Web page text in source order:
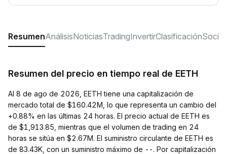
ResumenAnálisisNoticiasTradingInvertirClasificaciónSocial
Resumen del precio en tiempo real de EETH
Al 8 de ago de 2026, EETH tiene una capitalización de
mercado total de $160.42M, lo que representa un cambio del
+0.88% en las últimas 24 horas. El precio actual de EETH es
de $1,913.85, mientras que el volumen de trading en 24
horas se sitúa en $2.67M. El suministro circulante de EETH es
de 83.43K, con un suministro máximo de --. Por capitalización